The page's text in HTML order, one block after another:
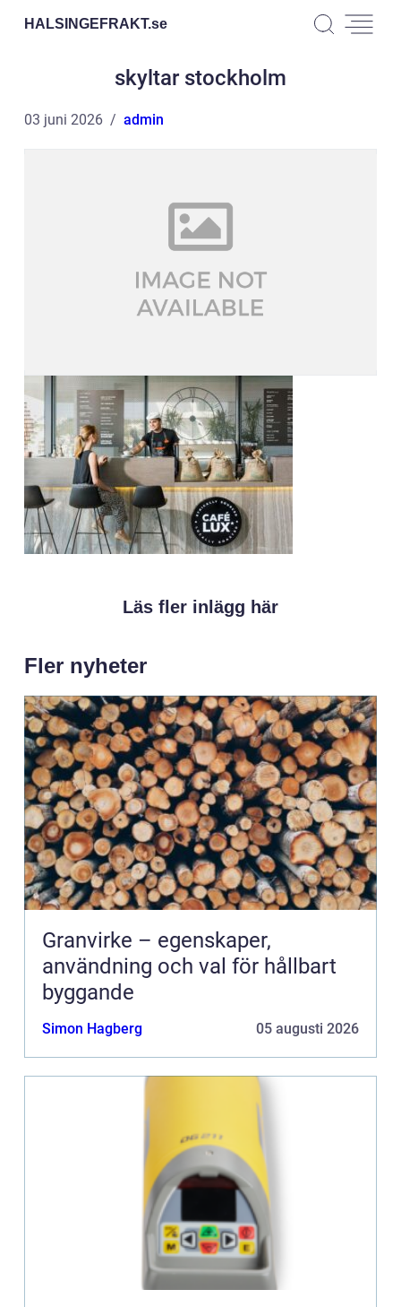
HALSINGEFRAKT.se
skyltar stockholm
03 juni 2026 admin
Läs fler inlägg här
Fler nyheter
Granvirke – egenskaper,
användning och val för hållbart
byggande
Simon Hagberg 05 augusti 2026